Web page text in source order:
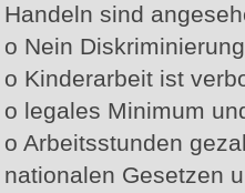
Handeln sind
o Nein
o Kinderarbeit ist
o legales Minimum
o Arbeitsstunden
nationalen Gesetzen